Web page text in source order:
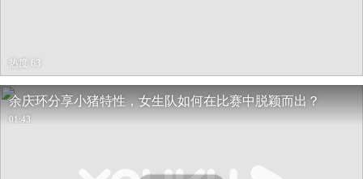
热度 63
余庆环分享小猪特性，女生队如何在比赛中脱颖而出？
01:43